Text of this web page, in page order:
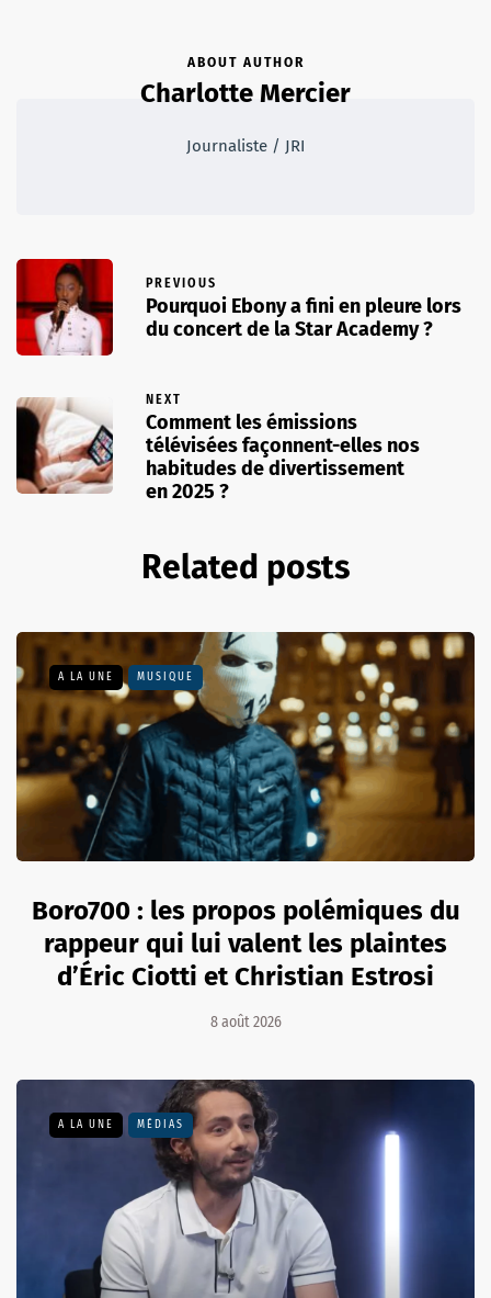
ABOUT AUTHOR
Charlotte Mercier
Journaliste / JRI
PREVIOUS
Pourquoi Ebony a fini en pleure lors
du concert de la Star Academy ?
NEXT
Comment les émissions
télévisées façonnent-elles nos
habitudes de divertissement
en 2025 ?
Related posts
A LA UNE MUSIQUE
Boro700 : les propos polémiques du
rappeur qui lui valent les plaintes
d’Éric Ciotti et Christian Estrosi
8 août 2026
A LA UNE MÉDIAS